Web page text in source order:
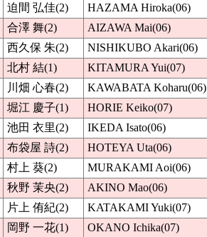
迫間 弘佳(2) HAZAMA Hiroka(06)
合澤 舞(2) AIZAWA Mai(06)
西久保 朱(2) NISHIKUBO Akari(06)
北村 結(1) KITAMURA Yui(07)
川畑 心春(2) KAWABATA Koharu(06)
堀江 慶子(1) HORIE Keiko(07)
池田 衣里(2) IKEDA Isato(06)
布袋屋 詩(2) HOTEYA Uta(06)
村上 葵(2) MURAKAMI Aoi(06)
秋野 茉央(2) AKINO Mao(06)
片上 侑紀(2) KATAKAMI Yuki(07)
岡野 一花(1) OKANO Ichika(07)